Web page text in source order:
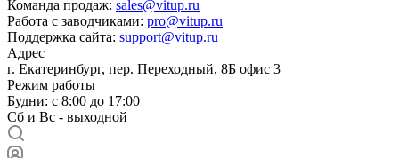
Команда продаж: sales@vitup.ru
Работа с заводчиками: pro@vitup.ru
Поддержка сайта: support@vitup.ru
Адрес
г. Екатеринбург, пер. Переходный, 8Б офис 3
Режим работы
Будни: с 8:00 до 17:00
Сб и Вс - выходной